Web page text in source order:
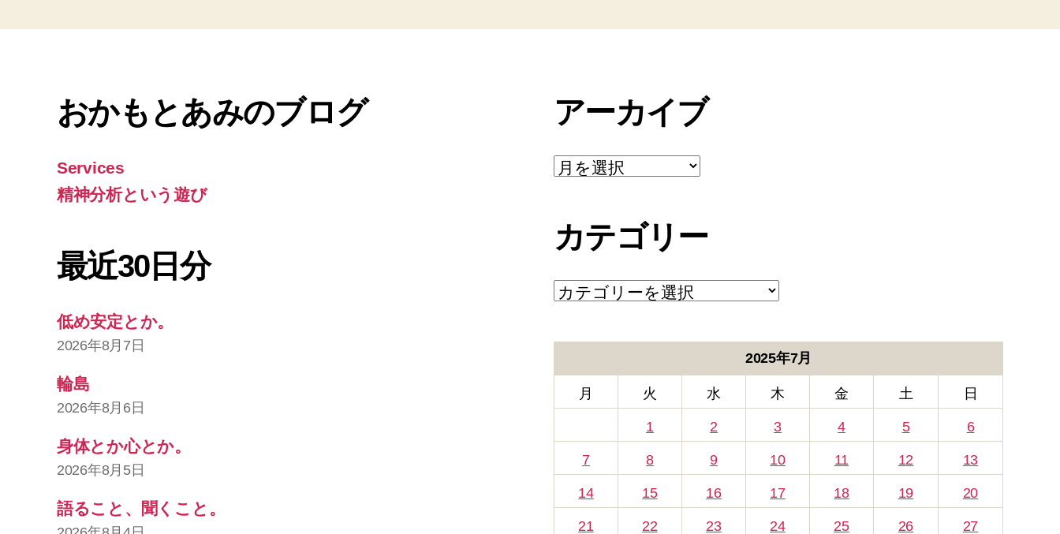
おかもとあみのブログ
Services
精神分析という遊び
最近30日分
低め安定とか。
2026年8月7日
輪島
2026年8月6日
身体とか心とか。
2026年8月5日
語ること、聞くこと。
アーカイブ
ア
ー
ブ
カテゴリー
カ
テ
2025年7月
月 火 水 木 金 土 日
1 2 3 4 5 6
7 8 9 10 11 12 13
14 15 16 17 18 19 20
21 22 23 24 25 26 27